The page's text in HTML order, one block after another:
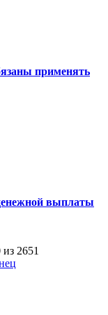
применять
выплаты
2651